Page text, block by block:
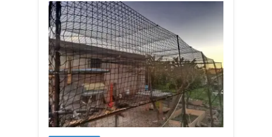
de proposer des produits de haute qualité, garantissant
la protection et la sécurité de vos espaces extérieurs.